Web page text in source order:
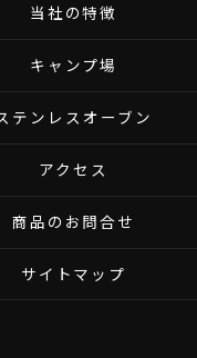
当社の特徴
キャンプ場
テンレスオーブン
アクセス
商品のお問合せ
サイトマップ